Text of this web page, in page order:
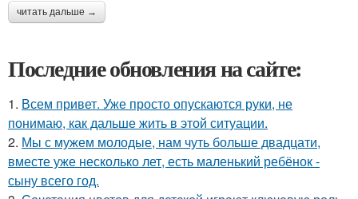
читать дальше →
Последние обновления на сайте:
1. Всем привет. Уже просто опускаются руки, не
понимаю, как дальше жить в этой ситуации.
2. Мы с мужем молодые, нам чуть больше двадцати,
вместе уже несколько лет, есть маленький ребёнок -
сыну всего год.